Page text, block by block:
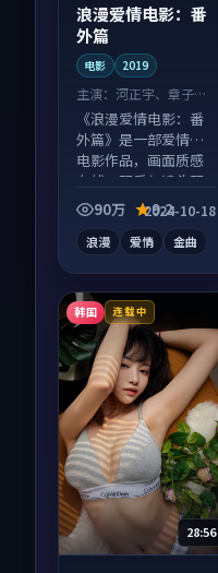
浪漫爱情电影：番
外篇
电影 2019
主演： 河正宇、章子怡
等
《浪漫爱情电影：番
外篇》是一部爱情向
电影作品，画面质感
在线，配乐与镜头配
合度高。
90万 9.2
2024-10-18
浪漫 爱情 金曲
韩国 连载中
28:56